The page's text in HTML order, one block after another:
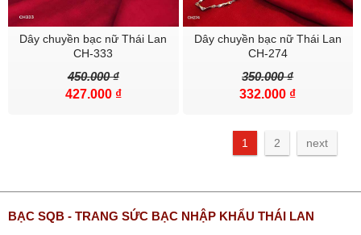
Dây chuyền bạc nữ Thái Lan
CH-333
450.000 ₫
427.000 ₫
Dây chuyền bạc nữ Thái Lan
CH-274
350.000 ₫
332.000 ₫
1 2 next
BẠC SQB - TRANG SỨC BẠC NHẬP KHẨU THÁI LAN